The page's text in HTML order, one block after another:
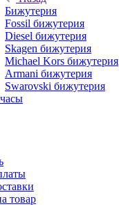
Бижутерия
Fossil бижутерия
Diesel бижутерия
Skagen бижутерия
Michael Kors бижутерия
Armani бижутерия
Swarovski бижутерия
товар